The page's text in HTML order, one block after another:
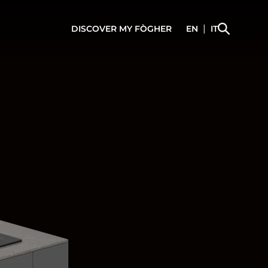
DISCOVER MY FÒGHER EN | IT